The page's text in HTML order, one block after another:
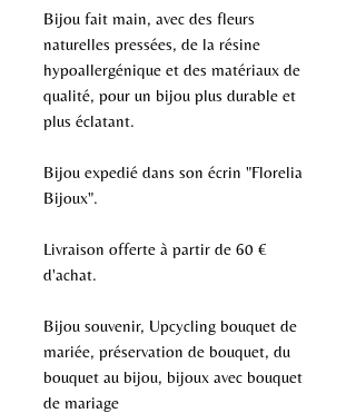
Bijou fait main, avec des fleurs
naturelles pressées, de la résine
hypoallergénique et des matériaux de
qualité, pour un bijou plus durable et
plus éclatant.
Bijou expedié dans son écrin "Florelia
Bijoux".
Livraison offerte à partir de 60 €
d'achat.
Bijou souvenir, Upcycling bouquet de
mariée, préservation de bouquet, du
bouquet au bijou, bijoux avec bouquet
de mariage